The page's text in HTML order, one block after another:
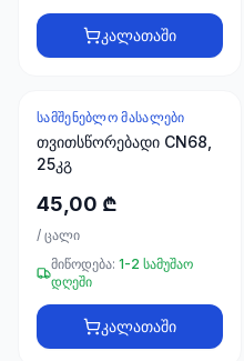
23
66
33
კალათაში
ᲡᲐᲛᲨᲔᲜᲔᲑᲚᲝ ᲛᲐᲡᲐᲚᲔᲑᲘ
თვითსწორებადი CN68,
25კგ
45,00 ₾
/ ცალი
მიწოდება: 1-2 სამუშაო
დღეში
კალათაში